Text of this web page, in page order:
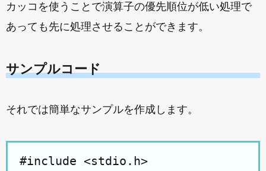
カッコを使うことで演算子の優先順位が低い処理で
あっても先に処理させることができます。
サンプルコード
それでは簡単なサンプルを作成します。
#include <stdio.h>